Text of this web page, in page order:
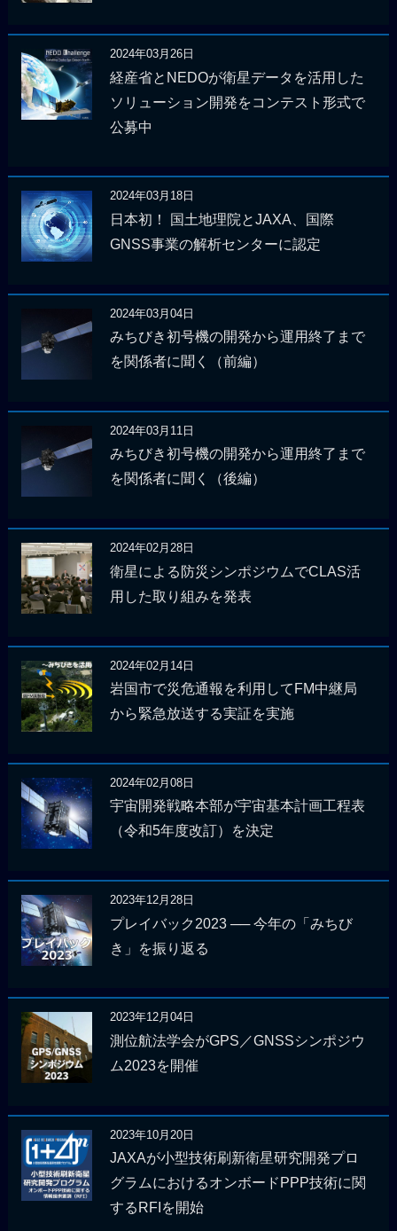
2024年03月26日
経産省とNEDOが衛星データを活用した
ソリューション開発をコンテスト形式で
公募中
2024年03月18日
日本初！ 国土地理院とJAXA、国際
GNSS事業の解析センターに認定
2024年03月04日
みちびき初号機の開発から運用終了まで
を関係者に聞く（前編）
2024年03月11日
みちびき初号機の開発から運用終了まで
を関係者に聞く（後編）
2024年02月28日
衛星による防災シンポジウムでCLAS活
用した取り組みを発表
2024年02月14日
岩国市で災危通報を利用してFM中継局
から緊急放送する実証を実施
2024年02月08日
宇宙開発戦略本部が宇宙基本計画工程表
（令和5年度改訂）を決定
2023年12月28日
プレイバック2023 ── 今年の「みちび
き」を振り返る
2023年12月04日
測位航法学会がGPS／GNSSシンポジウ
ム2023を開催
2023年10月20日
JAXAが小型技術刷新衛星研究開発プロ
グラムにおけるオンボードPPP技術に関
するRFIを開始